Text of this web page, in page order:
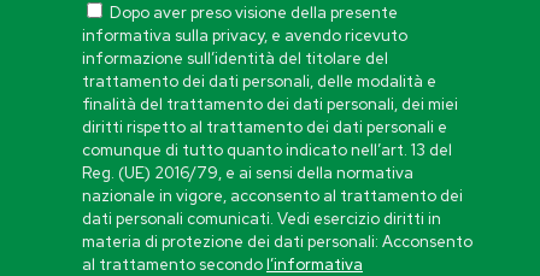
Dopo aver preso visione della presente
informativa sulla privacy, e avendo ricevuto
informazione sull’identità del titolare del
trattamento dei dati personali, delle modalità e
finalità del trattamento dei dati personali, dei miei
diritti rispetto al trattamento dei dati personali e
comunque di tutto quanto indicato nell’art. 13 del
Reg. (UE) 2016/79, e ai sensi della normativa
nazionale in vigore, acconsento al trattamento dei
dati personali comunicati. Vedi esercizio diritti in
materia di protezione dei dati personali: Acconsento
al trattamento secondol’informativa